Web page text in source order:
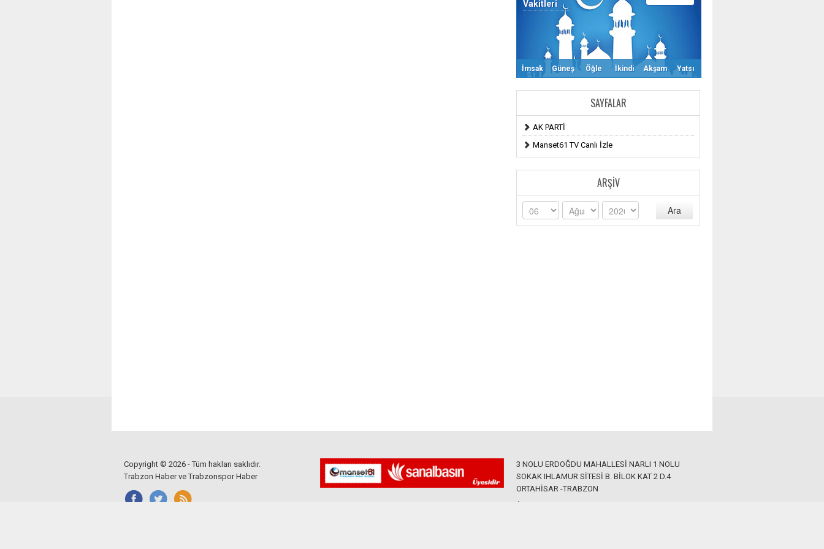
Vakitleri
İmsak Güneş Öğle İkindi Akşam Yatsı
SAYFALAR
AK PARTİ
Manset61 TV Canlı İzle
ARŞIV
Ara
Copyright © 2026 - Tüm hakları saklıdır.
Trabzon Haber ve Trabzonspor Haber
3 NOLU ERDOĞDU MAHALLESİ NARLI 1 NOLU
SOKAK IHLAMUR SİTESİ B. BİLOK KAT 2 D.4
ORTAHİSAR -TRABZON